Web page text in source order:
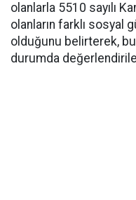
olanlarla 5510 sayılı
olanların farklı sosyal
olduğunu belirterek,
durumda